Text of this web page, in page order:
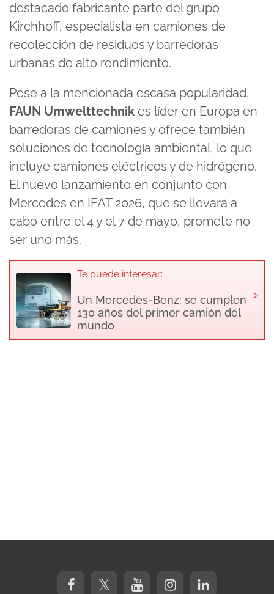
destacado fabricante parte del grupo
Kirchhoff, especialista en camiones de
recolección de residuos y barredoras
urbanas de alto rendimiento.
Pese a la mencionada escasa popularidad,
FAUN Umwelttechnik es líder en Europa en
barredoras de camiones y ofrece también
soluciones de tecnología ambiental, lo que
incluye camiones eléctricos y de hidrógeno.
El nuevo lanzamiento en conjunto con
Mercedes en IFAT 2026, que se llevará a
cabo entre el 4 y el 7 de mayo, promete no
ser uno más.
Te puede interesar:
Un Mercedes-Benz: se cumplen
130 años del primer camión del
mundo
›